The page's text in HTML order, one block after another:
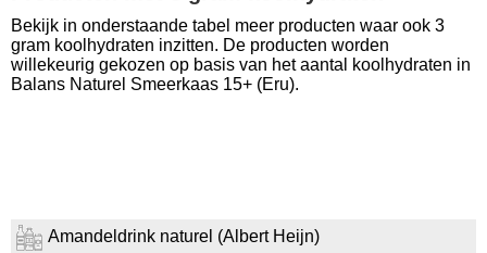
Bekijk in onderstaande tabel meer producten waar ook 3
gram koolhydraten inzitten. De producten worden
willekeurig gekozen op basis van het aantal koolhydraten in
Balans Naturel Smeerkaas 15+ (Eru).
Amandeldrink naturel (Albert Heijn)